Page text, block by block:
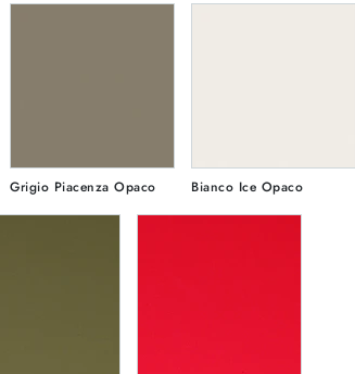
Grigio Piacenza Opaco Bianco Ice Opaco